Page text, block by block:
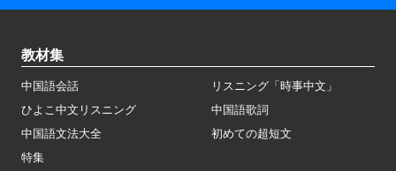
教材集
中国語会話
リスニング「時事中文」
ひよこ中文リスニング
中国語歌詞
中国語文法大全
初めての超短文
特集